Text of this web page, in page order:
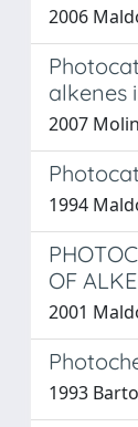
2006
alkenes
2007
1994
OF
2001
1993